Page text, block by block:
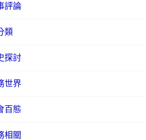
評論
類
探討
世界
百態
相關